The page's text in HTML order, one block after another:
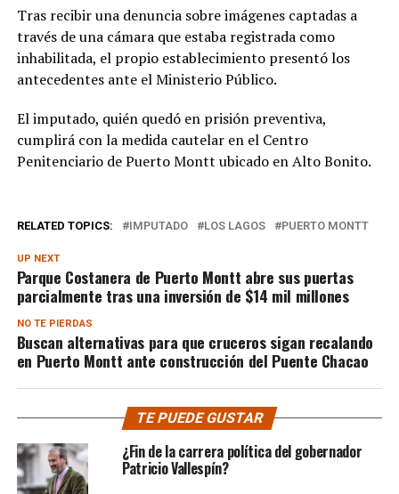
Tras recibir una denuncia sobre imágenes captadas a
través de una cámara que estaba registrada como
inhabilitada, el propio establecimiento presentó los
antecedentes ante el Ministerio Público.
El imputado, quién quedó en prisión preventiva,
cumplirá con la medida cautelar en el Centro
Penitenciario de Puerto Montt ubicado en Alto Bonito.
RELATED TOPICS: IMPUTADO LOS LAGOS PUERTO MONTT
UP NEXT
Parque Costanera de Puerto Montt abre sus puertas
parcialmente tras una inversión de $14 mil millones
NO TE PIERDAS
Buscan alternativas para que cruceros sigan recalando
en Puerto Montt ante construcción del Puente Chacao
TE PUEDE GUSTAR
¿Fin de la carrera política del gobernador
Patricio Vallespín?